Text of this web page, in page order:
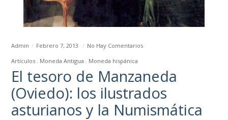
Admin Febrero 7, 2013
No Hay Comentarios
Artículos
Moneda Antigua Moneda hispánica
El tesoro de Manzaneda
(Oviedo): los ilustrados
asturianos y la Numismática